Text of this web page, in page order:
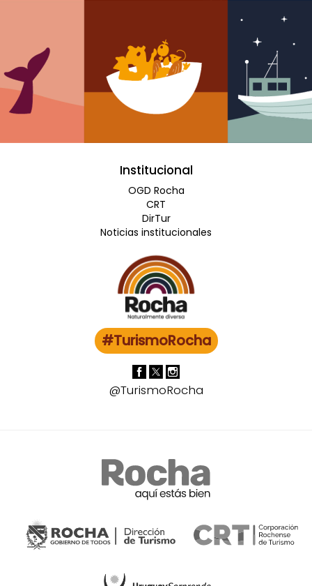
Institucional
OGD Rocha
CRT
DirTur
Noticias institucionales
#TurismoRocha
@TurismoRocha